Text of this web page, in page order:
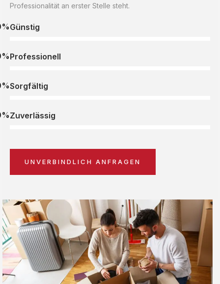
Professionalität an erster Stelle steht.
Günstig
Professionell
Sorgfältig
Zuverlässig
UNVERBINDLICH ANFRAGEN